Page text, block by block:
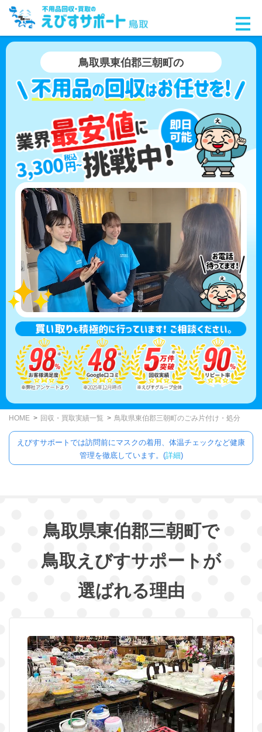
鳥取県東伯郡三朝町の
HOME 回収・買取実績一覧 鳥取県東伯郡三朝町のごみ片付け・処分
えびすサポートでは訪問前にマスクの着用、体温チェックなど健康
管理を徹底しています。(詳細)
鳥取県東伯郡三朝町で
鳥取えびすサポートが
選ばれる理由